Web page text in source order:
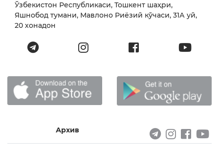
Ўзбекистон Республикаси, Тошкент шаҳри,
Яшнобод тумани, Мавлоно Риёзий кўчаси, 31А уй,
20 хонадон
Архив